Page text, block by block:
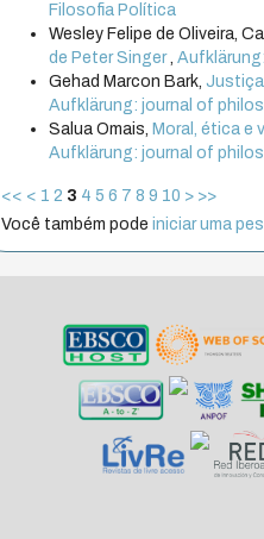
Filosofia Política
Wesley Felipe de Oliveira,
de Peter Singer,
Gehad Marcon Bark,Justiça
Aufklärung: journal of
Salua Omais, Moral, ética e
Aufklärung: journal of
<< < 1 2 3 4 5 6 7 8 9 10 > >>
Você também podeiniciar uma